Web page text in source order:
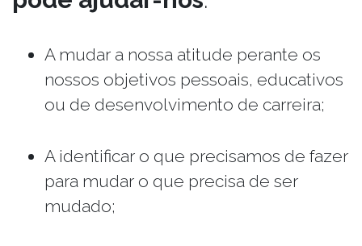
A mudar a nossa atitude perante os
nossos objetivos pessoais, educativos
ou de desenvolvimento de carreira;
A identificar o que precisamos de fazer
para mudar o que precisa de ser
mudado;